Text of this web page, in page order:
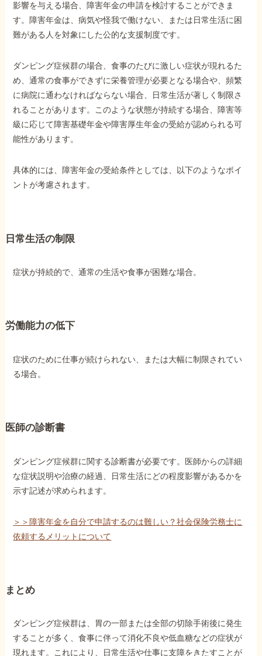
影響を与える場合、障害年金の申請を検討することができま
す。障害年金は、病気や怪我で働けない、または日常生活に困
難がある人を対象にした公的な支援制度です。
ダンピング症候群の場合、食事のたびに激しい症状が現れるた
め、通常の食事ができずに栄養管理が必要となる場合や、頻繁
に病院に通わなければならない場合、日常生活が著しく制限さ
れることがあります。このような状態が持続する場合、障害等
級に応じて障害基礎年金や障害厚生年金の受給が認められる可
能性があります。
具体的には、障害年金の受給条件としては、以下のようなポイ
ントが考慮されます。
日常生活の制限
症状が持続的で、通常の生活や食事が困難な場合。
労働能力の低下
症状のために仕事が続けられない、または大幅に制限されてい
る場合。
医師の診断書
ダンピング症候群に関する診断書が必要です。医師からの詳細
な症状説明や治療の経過、日常生活にどの程度影響があるかを
示す記述が求められます。
＞＞障害年金を自分で申請するのは難しい？社会保険労務士に
依頼するメリットについて
まとめ
ダンピング症候群は、胃の一部または全部の切除手術後に発生
することが多く、食事に伴って消化不良や低血糖などの症状が
現れます。これにより、日常生活や仕事に支障をきたすことが